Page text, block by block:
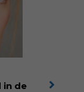
los te
je lokale
via
in de